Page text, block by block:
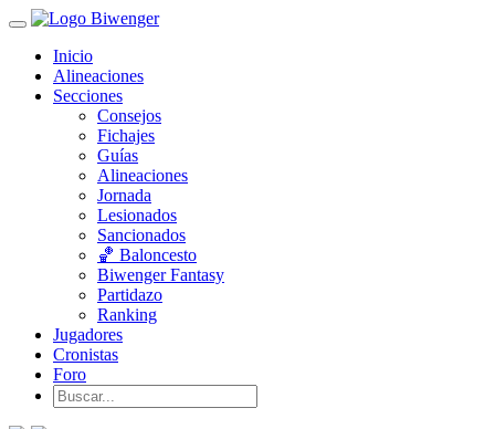
Inicio
Alineaciones
Secciones
Consejos
Fichajes
Guías
Alineaciones
Jornada
Lesionados
Sancionados
🏀 Baloncesto
Biwenger Fantasy
Partidazo
Ranking
Jugadores
Cronistas
Foro